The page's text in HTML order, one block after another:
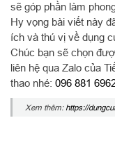
sẽ góp phần làm
Hy vọng bài viết này
ích và thú vị về dụng
Chúc bạn sẽ chọn
liên hệ qua Zalo của
thao nhé: 096 881
Xem thêm:https://